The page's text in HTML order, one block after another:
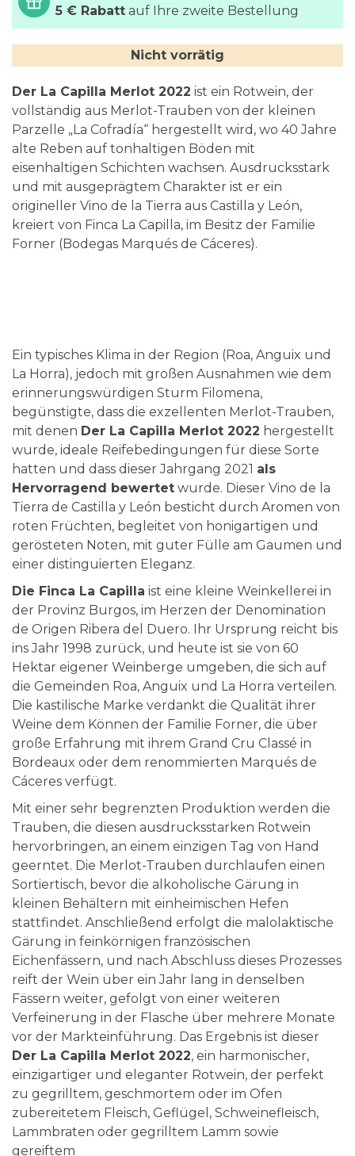
5 € Rabatt auf Ihre zweite Bestellung
Nicht vorrätig
Der La Capilla Merlot 2022 ist ein Rotwein, der
vollständig aus Merlot-Trauben von der kleinen
Parzelle „La Cofradía“ hergestellt wird, wo 40 Jahre
alte Reben auf tonhaltigen Böden mit
eisenhaltigen Schichten wachsen. Ausdrucksstark
und mit ausgeprägtem Charakter ist er ein
origineller Vino de la Tierra aus Castilla y León,
kreiert von Finca La Capilla, im Besitz der Familie
Forner (Bodegas Marqués de Cáceres).
Ein typisches Klima in der Region (Roa, Anguix und
La Horra), jedoch mit großen Ausnahmen wie dem
erinnerungswürdigen Sturm Filomena,
begünstigte, dass die exzellenten Merlot-Trauben,
mit denen Der La Capilla Merlot 2022 hergestellt
wurde, ideale Reifebedingungen für diese Sorte
hatten und dass dieser Jahrgang 2021 als
Hervorragend bewertet wurde. Dieser Vino de la
Tierra de Castilla y León besticht durch Aromen von
roten Früchten, begleitet von honigartigen und
gerösteten Noten, mit guter Fülle am Gaumen und
einer distinguierten Eleganz.
Die Finca La Capilla ist eine kleine Weinkellerei in
der Provinz Burgos, im Herzen der Denomination
de Origen Ribera del Duero. Ihr Ursprung reicht bis
ins Jahr 1998 zurück, und heute ist sie von 60
Hektar eigener Weinberge umgeben, die sich auf
die Gemeinden Roa, Anguix und La Horra verteilen.
Die kastilische Marke verdankt die Qualität ihrer
Weine dem Können der Familie Forner, die über
große Erfahrung mit ihrem Grand Cru Classé in
Bordeaux oder dem renommierten Marqués de
Cáceres verfügt.
Mit einer sehr begrenzten Produktion werden die
Trauben, die diesen ausdrucksstarken Rotwein
hervorbringen, an einem einzigen Tag von Hand
geerntet. Die Merlot-Trauben durchlaufen einen
Sortiertisch, bevor die alkoholische Gärung in
kleinen Behältern mit einheimischen Hefen
stattfindet. Anschließend erfolgt die malolaktische
Gärung in feinkörnigen französischen
Eichenfässern, und nach Abschluss dieses Prozesses
reift der Wein über ein Jahr lang in denselben
Fässern weiter, gefolgt von einer weiteren
Verfeinerung in der Flasche über mehrere Monate
vor der Markteinführung. Das Ergebnis ist dieser
Der La Capilla Merlot 2022, ein harmonischer,
einzigartiger und eleganter Rotwein, der perfekt
zu gegrilltem, geschmortem oder im Ofen
zubereitetem Fleisch, Geflügel, Schweinefleisch,
Lammbraten oder gegrilltem Lamm sowie
gereiftem